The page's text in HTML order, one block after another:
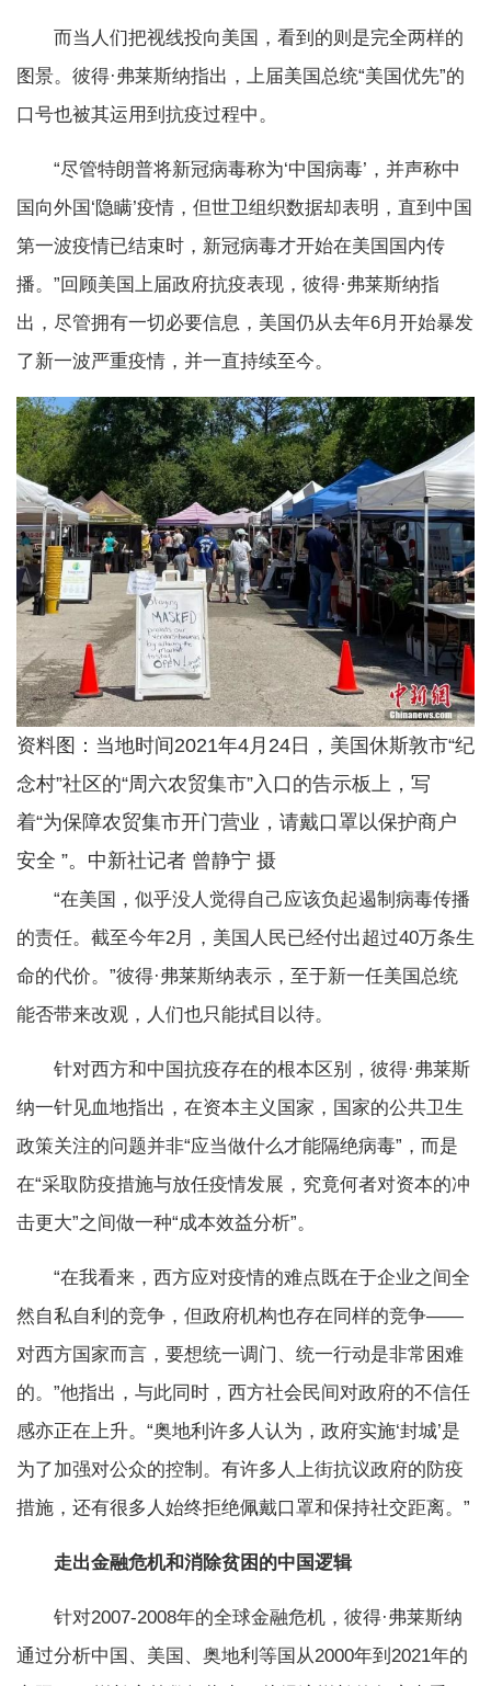
而当人们把视线投向美国，看到的则是完全两样的
图景。彼得·弗莱斯纳指出，上届美国总统“美国优先”的
口号也被其运用到抗疫过程中。
“尽管特朗普将新冠病毒称为‘中国病毒’，并声称中
国向外国‘隐瞒’疫情，但世卫组织数据却表明，直到中国
第一波疫情已结束时，新冠病毒才开始在美国国内传
播。”回顾美国上届政府抗疫表现，彼得·弗莱斯纳指
出，尽管拥有一切必要信息，美国仍从去年6月开始暴发
了新一波严重疫情，并一直持续至今。
资料图：当地时间2021年4月24日，美国休斯敦市“纪
念村”社区的“周六农贸集市”入口的告示板上，写
着“为保障农贸集市开门营业，请戴口罩以保护商户
安全 ”。中新社记者 曾静宁 摄
“在美国，似乎没人觉得自己应该负起遏制病毒传播
的责任。截至今年2月，美国人民已经付出超过40万条生
命的代价。”彼得·弗莱斯纳表示，至于新一任美国总统
能否带来改观，人们也只能拭目以待。
针对西方和中国抗疫存在的根本区别，彼得·弗莱斯
纳一针见血地指出，在资本主义国家，国家的公共卫生
政策关注的问题并非“应当做什么才能隔绝病毒”，而是
在“采取防疫措施与放任疫情发展，究竟何者对资本的冲
击更大”之间做一种“成本效益分析”。
“在我看来，西方应对疫情的难点既在于企业之间全
然自私自利的竞争，但政府机构也存在同样的竞争——
对西方国家而言，要想统一调门、统一行动是非常困难
的。”他指出，与此同时，西方社会民间对政府的不信任
感亦正在上升。“奥地利许多人认为，政府实施‘封城’是
为了加强对公众的控制。有许多人上街抗议政府的防疫
措施，还有很多人始终拒绝佩戴口罩和保持社交距离。”
走出金融危机和消除贫困的中国逻辑
针对2007-2008年的全球金融危机，彼得·弗莱斯纳
通过分析中国、美国、奥地利等国从2000年到2021年的